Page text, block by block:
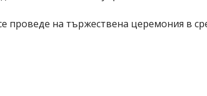
проведе на тържествена церемония в